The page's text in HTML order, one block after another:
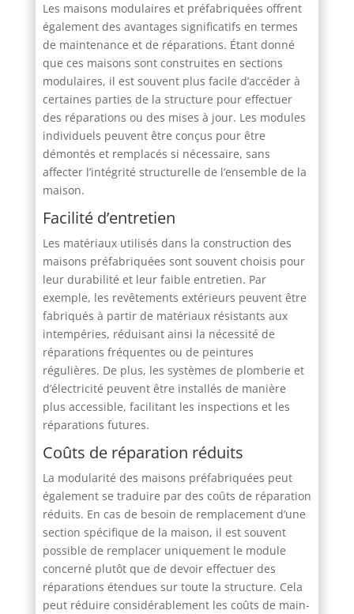
Les maisons modulaires et préfabriquées offrent
également des avantages significatifs en termes
de maintenance et de réparations. Étant donné
que ces maisons sont construites en sections
modulaires, il est souvent plus facile d’accéder à
certaines parties de la structure pour effectuer
des réparations ou des mises à jour. Les modules
individuels peuvent être conçus pour être
démontés et remplacés si nécessaire, sans
affecter l’intégrité structurelle de l’ensemble de la
maison.
Facilité d’entretien
Les matériaux utilisés dans la construction des
maisons préfabriquées sont souvent choisis pour
leur durabilité et leur faible entretien. Par
exemple, les revêtements extérieurs peuvent être
fabriqués à partir de matériaux résistants aux
intempéries, réduisant ainsi la nécessité de
réparations fréquentes ou de peintures
régulières. De plus, les systèmes de plomberie et
d’électricité peuvent être installés de manière
plus accessible, facilitant les inspections et les
réparations futures.
Coûts de réparation réduits
La modularité des maisons préfabriquées peut
également se traduire par des coûts de réparation
réduits. En cas de besoin de remplacement d’une
section spécifique de la maison, il est souvent
possible de remplacer uniquement le module
concerné plutôt que de devoir effectuer des
réparations étendues sur toute la structure. Cela
peut réduire considérablement les coûts de main-